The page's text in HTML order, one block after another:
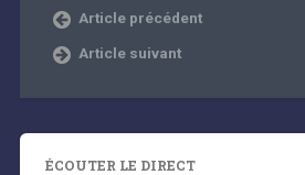
Article précédent
Article suivant
ÉCOUTER LE DIRECT